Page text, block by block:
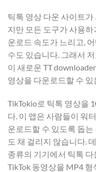
틱톡 영상 다운 사이트
지만 모든 도구가 사용
운로드 속도가 느리고,
수도 있습니다. 그래서
이 새로운 TT
영상을 다운로드할 수 있
TikTokio로 틱톡 영상을
다. 이 앱은 사람들이 워
운로드할 수 있도록 돕
도 채 걸리지 않습니다.
종류의 기기에서 틱톡
TikTok 동영상을 MP4